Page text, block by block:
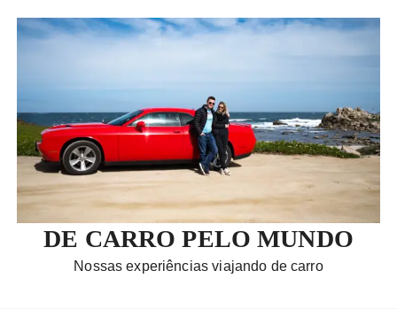
DE CARRO PELO MUNDO
Nossas experiências viajando de carro